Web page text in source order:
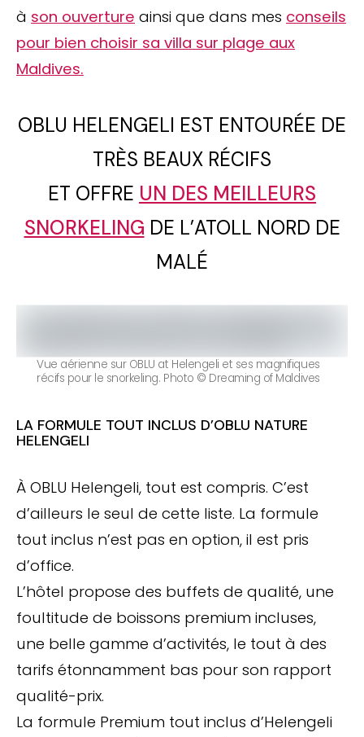
à son ouverture ainsi que dans mes conseils
pour bien choisir sa villa sur plage aux
Maldives.
OBLU HELENGELI EST ENTOURÉE DE
TRÈS BEAUX RÉCIFS
ET OFFRE UN DES MEILLEURS
SNORKELING DE L’ATOLL NORD DE
MALÉ
Vue aérienne sur OBLU at Helengeli et ses magnifiques
récifs pour le snorkeling. Photo © Dreaming of Maldives
LA FORMULE TOUT INCLUS D’OBLU NATURE
HELENGELI
À OBLU Helengeli, tout est compris. C’est
d’ailleurs le seul de cette liste. La formule
tout inclus n’est pas en option, il est pris
d’office.
L’hôtel propose des buffets de qualité, une
foultitude de boissons premium incluses,
une belle gamme d’activités, le tout à des
tarifs étonnamment bas pour son rapport
qualité-prix.
La formule Premium tout inclus d’Helengeli